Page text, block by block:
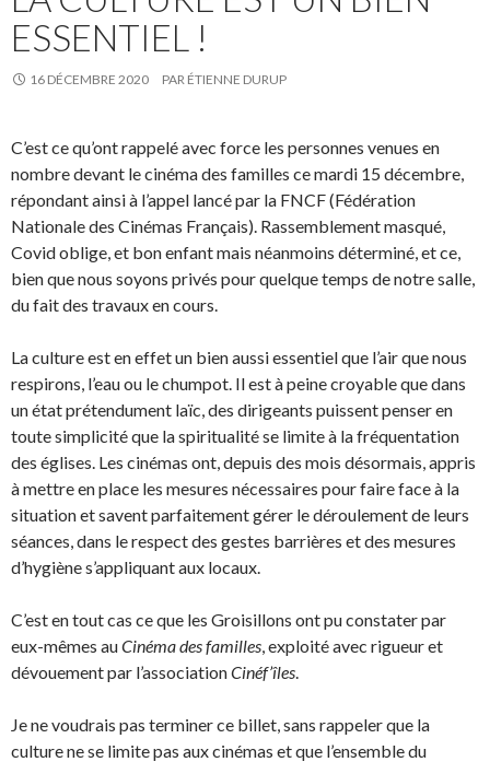
ESSENTIEL !
16 DÉCEMBRE 2020 PAR ÉTIENNE DURUP
C’est ce qu’ont rappelé avec force les personnes venues en
nombre devant le cinéma des familles ce mardi 15 décembre,
répondant ainsi à l’appel lancé par la FNCF (Fédération
Nationale des Cinémas Français). Rassemblement masqué,
Covid oblige, et bon enfant mais néanmoins déterminé, et ce,
bien que nous soyons privés pour quelque temps de notre salle,
du fait des travaux en cours.
La culture est en effet un bien aussi essentiel que l’air que nous
respirons, l’eau ou le chumpot. Il est à peine croyable que dans
un état prétendument laïc, des dirigeants puissent penser en
toute simplicité que la spiritualité se limite à la fréquentation
des églises. Les cinémas ont, depuis des mois désormais, appris
à mettre en place les mesures nécessaires pour faire face à la
situation et savent parfaitement gérer le déroulement de leurs
séances, dans le respect des gestes barrières et des mesures
d’hygiène s’appliquant aux locaux.
C’est en tout cas ce que les Groisillons ont pu constater par
eux-mêmes auCinéma des familles , exploité avec rigueur et
dévouement par l’associationCinéf’îles
Je ne voudrais pas terminer ce billet, sans rappeler que la
culture ne se limite pas aux cinémas et que l’ensemble du